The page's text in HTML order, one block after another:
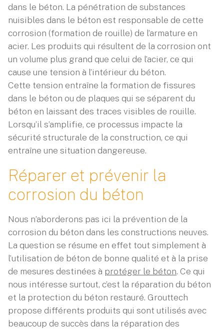
dans le béton. La pénétration de substances
nuisibles dans le béton est responsable de cette
corrosion (formation de rouille) de l’armature en
acier. Les produits qui résultent de la corrosion ont
un volume plus grand que celui de l’acier, ce qui
cause une tension à l’intérieur du béton.
Cette tension entraîne la formation de fissures
dans le béton ou de plaques qui se séparent du
béton en laissant des traces visibles de rouille.
Lorsqu’il s’amplifie, ce processus impacte la
sécurité structurale de la construction, ce qui
entraîne une situation dangereuse.
Réparer et prévenir la
corrosion du béton
Nous n’aborderons pas ici la prévention de la
corrosion du béton dans les constructions neuves.
La question se résume en effet tout simplement à
l’utilisation de béton de bonne qualité et à la prise
de mesures destinées à protéger le béton. Ce qui
nous intéresse surtout, c’est la réparation du béton
et la protection du béton restauré. Grouttech
propose différents produits qui sont utilisés avec
beaucoup de succès dans la réparation des